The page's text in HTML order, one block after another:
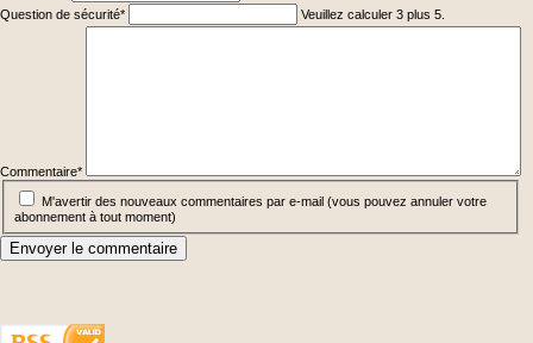
Champ
obligatoire
Question de sécurité*
Veuillez calculer 3 plus 5.
Commentaire*
M'avertir des nouveaux commentaires par e-mail (vous pouvez annuler votre
abonnement à tout moment)
Envoyer le commentaire